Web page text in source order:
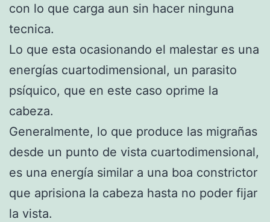
con lo que carga aun sin hacer ninguna
tecnica.
Lo que esta ocasionando el malestar es una
energías cuartodimensional, un parasito
psíquico, que en este caso oprime la
cabeza.
Generalmente, lo que produce las migrañas
desde un punto de vista cuartodimensional,
es una energía similar a una boa constrictor
que aprisiona la cabeza hasta no poder fijar
la vista.